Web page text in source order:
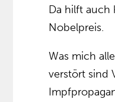
Da hilft auch
Nobelpreis.
Was mich
verstört sind